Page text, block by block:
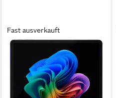
Fast ausverkauft
Surface Laptop 13 Copilot+
PC Notebook
12 Zoll Bildschirmdiagonale
Qualcomm X Plus Prozessor